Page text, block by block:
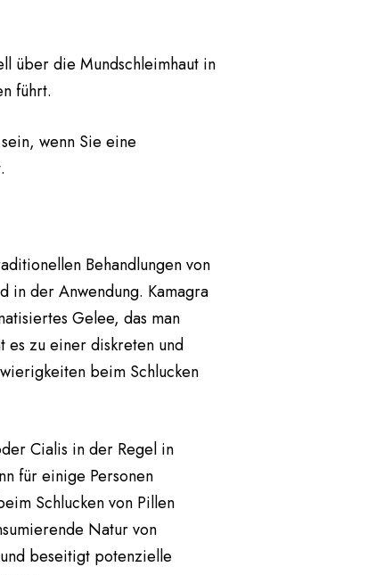
über die Mundschleimhaut in
führt.
wenn Sie eine
Behandlungen von
in der Anwendung. Kamagra
Gelee, das man
es zu einer diskreten und
beim Schlucken
Cialis in der Regel in
für einige Personen
Schlucken von Pillen
Natur von
beseitigt potenzielle